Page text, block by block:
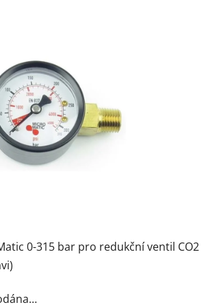
0-315 bar pro redukční ventil CO2